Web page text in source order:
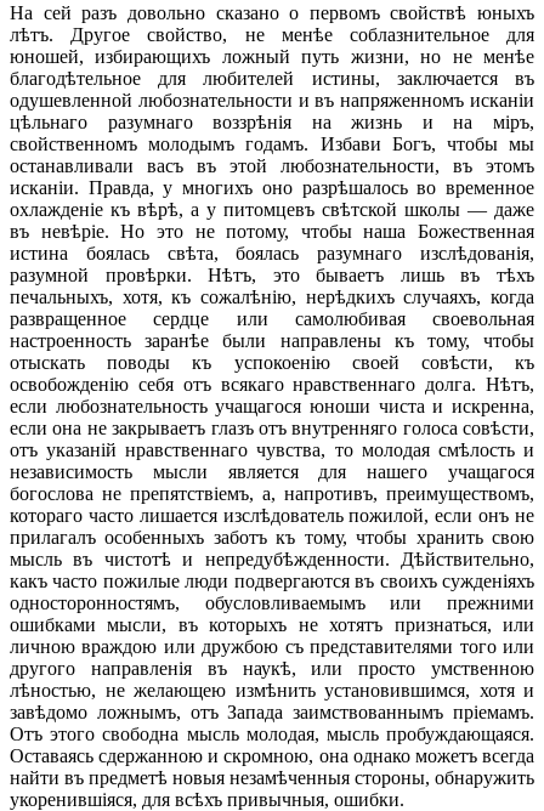
На сей разъ довольно сказано о первомъ свойствѣ юныхъ
лѣтъ. Другое свойство, не менѣе соблазнительное для
юношей, избирающихъ ложный путь жизни, но не менѣе
благодѣтельное для любителей истины, заключается въ
одушевленной любознательности и въ напряженномъ исканіи
цѣльнаго разумнаго воззрѣнія на жизнь и на міръ,
свойственномъ молодымъ годамъ. Избави Богъ, чтобы мы
останавливали васъ въ этой любознательности, въ этомъ
исканіи. Правда, у многихъ оно разрѣшалось во временное
охлажденіе къ вѣрѣ, а у питомцевъ свѣтской школы — даже
въ невѣріе. Но это не потому, чтобы наша Божественная
истина боялась свѣта, боялась разумнаго изслѣдованія,
разумной провѣрки. Нѣтъ, это бываетъ лишь въ тѣхъ
печальныхъ, хотя, къ сожалѣнію, нерѣдкихъ случаяхъ, когда
развращенное сердце или самолюбивая своевольная
настроенность заранѣе были направлены къ тому, чтобы
отыскать поводы къ успокоенію своей совѣсти, къ
освобожденію себя отъ всякаго нравственнаго долга. Нѣтъ,
если любознательность учащагося юноши чиста и искренна,
если она не закрываетъ глазъ отъ внутренняго голоса совѣсти,
отъ указаній нравственнаго чувства, то молодая смѣлость и
независимость мысли является для нашего учащагося
богослова не препятствіемъ, а, напротивъ, преимуществомъ,
котораго часто лишается изслѣдователь пожилой, если онъ не
прилагалъ особенныхъ заботъ къ тому, чтобы хранить свою
мысль въ чистотѣ и непредубѣжденности. Дѣйствительно,
какъ часто пожилые люди подвергаются въ своихъ сужденіяхъ
односторонностямъ, обусловливаемымъ или прежними
ошибками мысли, въ которыхъ не хотятъ признаться, или
личною враждою или дружбою съ представителями того или
другого направленія въ наукѣ, или просто умственною
лѣностью, не желающею измѣнить установившимся, хотя и
завѣдомо ложнымъ, отъ Запада заимствованнымъ пріемамъ.
Отъ этого свободна мысль молодая, мысль пробуждающаяся.
Оставаясь сдержанною и скромною, она однако можетъ всегда
найти въ предметѣ новыя незамѣченныя стороны, обнаружить
укоренившіяся, для всѣхъ привычныя, ошибки.